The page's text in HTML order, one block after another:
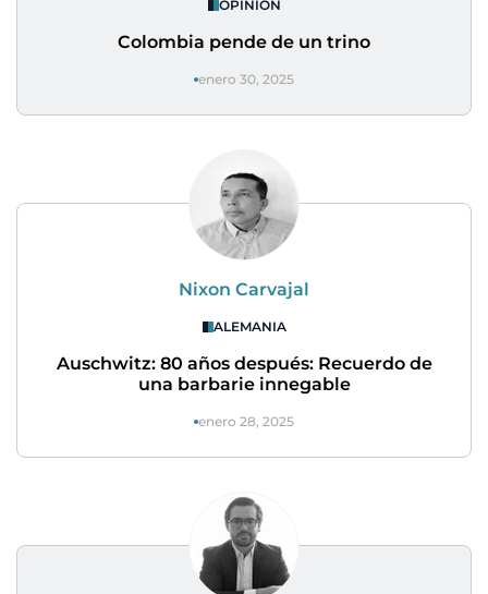
OPINIÓN
Colombia pende de un trino
enero 30, 2025
Nixon Carvajal
ALEMANIA
Auschwitz: 80 años después: Recuerdo de
una barbarie innegable
enero 28, 2025